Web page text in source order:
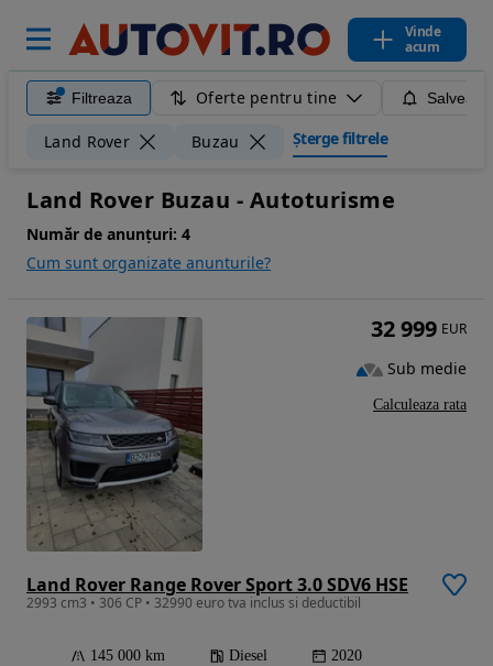
Vinde
acum
Filtreaza Oferte pentru tine
Land Rover Buzau Șterge filtrele
Land Rover Buzau - Autoturisme
Număr de anunțuri: 4
Cum sunt organizate anunturile?
Land Rover Range Rover Sport 3.0 SDV6 HSE
2993 cm3 • 306 CP • 32990 euro tva inclus si deductibil
145 000 km Diesel 2020
32 999 EUR
Sub medie
Calculeaza rata